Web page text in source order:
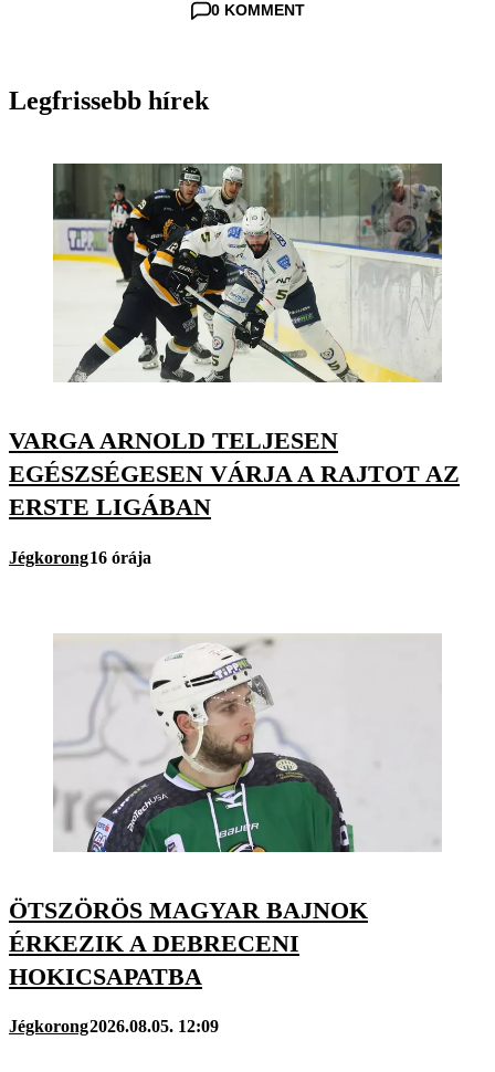
0 KOMMENT
Legfrissebb hírek
VARGA ARNOLD TELJESEN
EGÉSZSÉGESEN VÁRJA A RAJTOT AZ
ERSTE LIGÁBAN
Jégkorong16 órája
ÖTSZÖRÖS MAGYAR BAJNOK
ÉRKEZIK A DEBRECENI
HOKICSAPATBA
Jégkorong2026.08.05. 12:09